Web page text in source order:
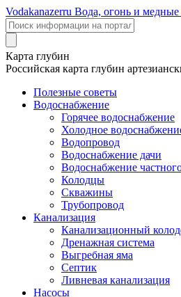
Vodakanazerru Вода, огонь и медные
Карта глубин
Российская карта глубин
Полезные советы
Водоснабжение
Горячее водоснабжение
Холодное
Водопровод
Водоснабжение дачи
Водоснабжение
Колодцы
Скважины
Трубопровод
Канализация
Канализационный
Дренажная система
Выгребная яма
Септик
Ливневая канализация
Насосы